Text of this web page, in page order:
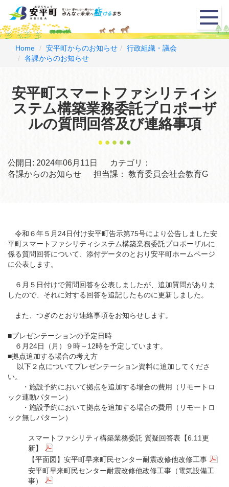
メ
ニ
ュ
Home 安平町からのお知らせ
行政組織・議会
各課からのお知らせ
安平町スマートファシリティシ
ステム構築業務委託プロポーザ
ルの質問回答及び連絡事項
公開日: 2024年06月11日
カテゴリ：
各課からのお知らせ
担当課： 教育委員会社会教育G
令和６年５月24日付け安平町告示第75号により公告しました安
平町スマートファシリティシステム構築業務委託プロポーザルに
係る質問回答について、添付データのとおり安平町ホームページ
に公表します。
６月５日付けで質問回答を公表しましたが、追加質問がありま
したので、それに対する回答を追記したものに更新しました。
また、つぎのとおり連絡事項をお知らせします。
■プレゼンテーションの予定日時
６月24日（月）９時～12時を予定しています。
■拠点追加する場合の考え方
以下２点についてプレゼンテーション資料に追加してくださ
い。
・施設予約において拠点を追加する場合の費用（リモートロ
ック連動パターン）
・施設予約において拠点を追加する場合の費用（リモートロ
ック無しパターン）
スマートファシリティ構築業務委託 質疑回答表【6.11更
新】
【平面図】安平町早来町民センター耐震改修他改修工事
安平町早来町民センター耐震改修他改修工事（電気設備工
事）